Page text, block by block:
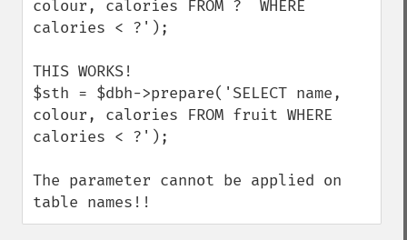
colour, calories FROM ?  WHERE
calories < ?');
THIS WORKS!
$sth = $dbh->prepare('SELECT name,
colour, calories FROM fruit WHERE
calories < ?');
The parameter cannot be applied on
table names!!